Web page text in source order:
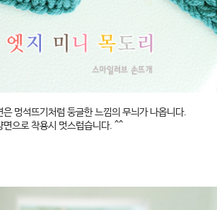
은 멍석뜨기처럼 둥글한 느낌의 무늬가 나옵니다.
면으로 착용시 멋스럽습니다. ^^